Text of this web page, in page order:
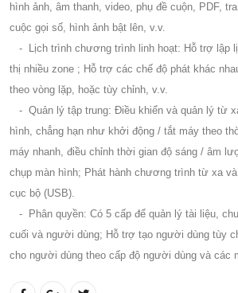
hình ảnh, âm thanh, video, phụ đề cuộn, PDF,
cuộc gọi số, hình ảnh bật lên, v.v.
- Lịch trình chương trình linh hoạt: Hỗ trợ lập
thị nhiều zone ; Hỗ trợ các chế độ phát khác
theo vòng lặp, hoặc tùy chỉnh, v.v.
- Quản lý tập trung: Điều khiển và quản lý từ
hình, chẳng hạn như khởi động / tắt máy theo
máy nhanh, điều chỉnh thời gian độ sáng / âm
chụp màn hình; Phát hành chương trình từ xa
cục bộ (USB).
- Phân quyền: Có 5 cấp để quản lý tài liệu,
cuối và người dùng; Hỗ trợ tạo người dùng tùy
cho người dùng theo cấp độ người dùng và các